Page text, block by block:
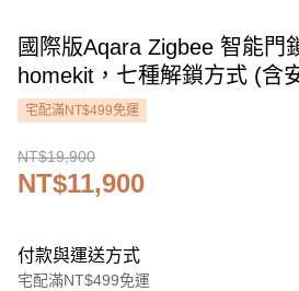
國際版Aqara Zigbee 智能門
homekit，七種解鎖方式 (含
宅配滿NT$499免運
NT$19,900
NT$11,900
付款與運送方式
宅配滿NT$499免運